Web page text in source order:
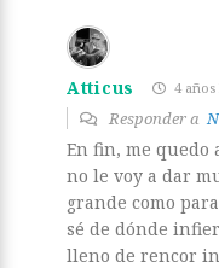
Atticus 4 años
Responder a
En fin, me quedo
no le voy a dar
grande como
sé de dónde
lleno de rencor